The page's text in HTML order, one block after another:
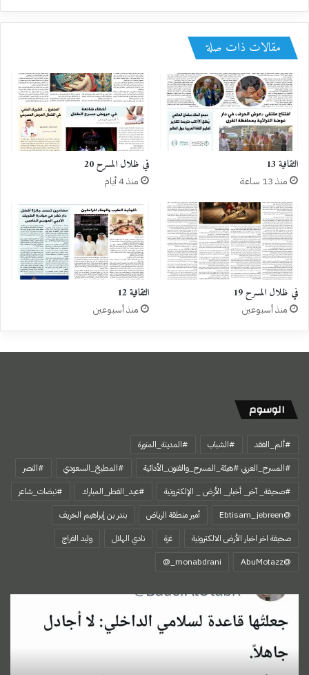
مقالات ذات صلة
الثقافية 13
منذ 13 ساعة
في ظلال المسرح 20
منذ 4 أيام
في ظلال المسرح 19
منذ أسبوعين
الثقافية 12
منذ أسبوعين
الوسوم
#ألم_الفقد #الشباب
#المدينة_المنورة
#المسرح_العربي #هيئة_المسرح_والفنون_الأدائية
#المطبخ_السعودي
#النصر
#صحيفة_ آخر_ أخبار_ الأرض _ الإلكترونية
#عيد_الفطر_المبارك
#نبضات_شاعر
@Ebtisam_jebreen
أمير منطقة الرياض
بندر بن إبراهيم الخريف
صحيفة اخر اخبار الأرض الالكترونية
غزة نادي الهلال
وليد الفراج
‏@AbuMotazz
التغريدة